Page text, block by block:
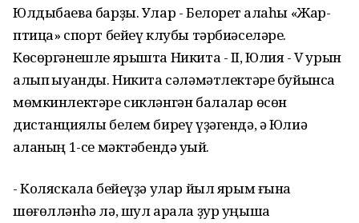
Юлдыбаева барҙы. Улар - Белорет ҡалаһы «Жар-
птица» спорт бейеү клубы тәрбиәселәре.
Көсөргәнешле ярышта Никита - II, Юлия - V урын
алып ҡыуанды. Никита сәләмәтлектәре буйынса
мөмкинлектәре сикләнгән балалар өсөн
дистанциялы белем биреү үҙәгендә, ә Юлиә
ҡаланың 1-се мәктәбендә уҡый.
- Коляскала бейеүҙә улар йыл ярым ғына
шөғөлләнһә лә, шул арала ҙур уңышҡа